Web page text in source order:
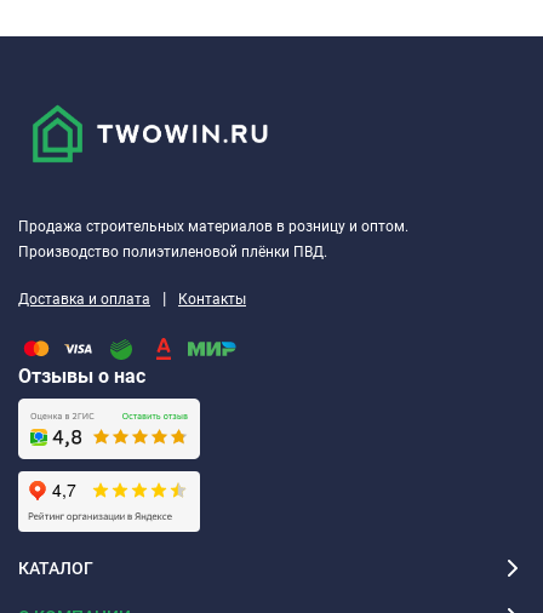
Продажа строительных материалов в розницу и оптом.
Производство полиэтиленовой плёнки ПВД.
Доставка и оплата | Контакты
Отзывы о нас
КАТАЛОГ